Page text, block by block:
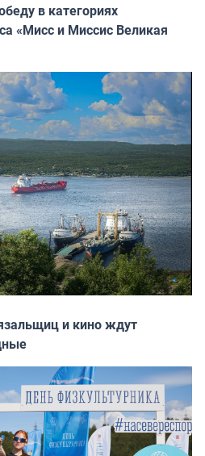
в категориях
«Мисс и Миссис Великая
и кино ждут